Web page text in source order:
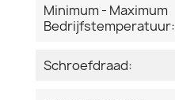
Minimum - Maximum
Bedrijfstemperatuur:
Schroefdraad: